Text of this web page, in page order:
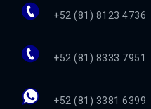
+52 (81) 8123 4736
+52 (81) 8333 7951
+52 (81) 3381 6399